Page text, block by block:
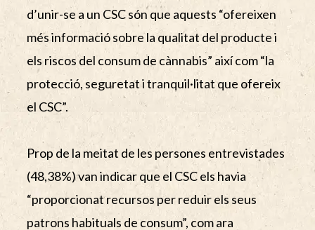
d’unir-se a un CSC són que aquests “ofereixen
més informació sobre la qualitat del producte i
els riscos del consum de cànnabis” així com “la
protecció, seguretat i tranquil·litat que ofereix
el CSC”.
Prop de la meitat de les persones entrevistades
(48,38%) van indicar que el CSC els havia
“proporcionat recursos per reduir els seus
patrons habituals de consum”, com ara